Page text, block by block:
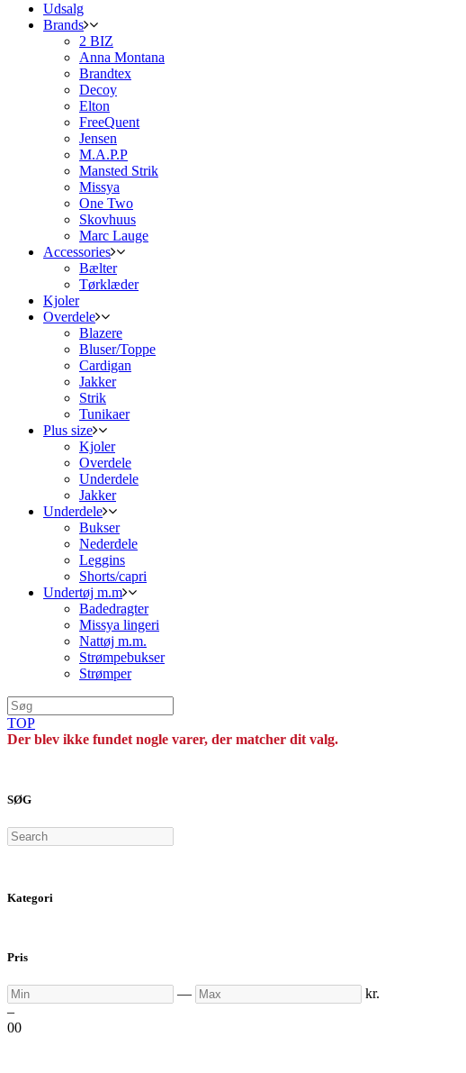
Udsalg
Brands
2 BIZ
Anna Montana
Brandtex
Decoy
Elton
FreeQuent
Jensen
M.A.P.P
Mansted Strik
Missya
One Two
Skovhuus
Marc Lauge
Accessories
Bælter
Tørklæder
Kjoler
Overdele
Blazere
Bluser/Toppe
Cardigan
Jakker
Strik
Tunikaer
Plus size
Kjoler
Overdele
Underdele
Jakker
Underdele
Bukser
Nederdele
Leggins
Shorts/capri
Undertøj m.m
Badedragter
Missya lingeri
Nattøj m.m.
Strømpebukser
Strømper
TOP
Der blev ikke fundet nogle varer, der matcher dit valg.
SØG
Search
Kategori
Pris
Min — Max
kr.
–
00